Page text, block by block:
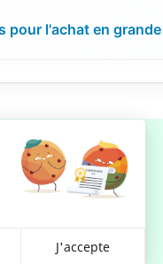
J'accepte
pour l'achat en
de confidentialité
données